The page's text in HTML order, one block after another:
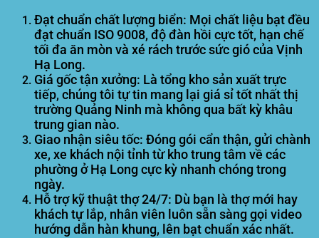
Đạt chuẩn chất lượng biển: Mọi chất liệu bạt đều
đạt chuẩn ISO 9008, độ đàn hồi cực tốt, hạn chế
tối đa ăn mòn và xé rách trước sức gió của Vịnh
Hạ Long.
Giá gốc tận xưởng: Là tổng kho sản xuất trực
tiếp, chúng tôi tự tin mang lại giá sỉ tốt nhất thị
trường Quảng Ninh mà không qua bất kỳ khâu
trung gian nào.
Giao nhận siêu tốc: Đóng gói cẩn thận, gửi chành
xe, xe khách nội tỉnh từ kho trung tâm về các
phường ở Hạ Long cực kỳ nhanh chóng trong
ngày.
Hỗ trợ kỹ thuật thợ 24/7: Dù bạn là thợ mới hay
khách tự lắp, nhân viên luôn sẵn sàng gọi video
hướng dẫn hàn khung, lên bạt chuẩn xác nhất.